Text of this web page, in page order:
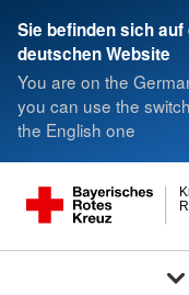
Sie befinden sich auf
deutschen Website
You are on the
you can use the
the English one